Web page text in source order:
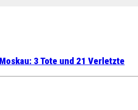
3 Tote und 21 Verletzte